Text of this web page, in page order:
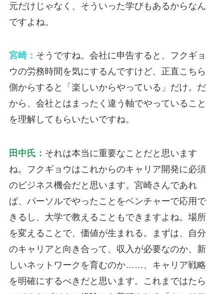
元だけじゃなく、そういった学びもあるからなん
ですよね。
宮崎： そうですね。会社に申告すると、フクギョ
ウの労務時間を気にするんですけど、正直こちら
側からすると「楽しいからやっている」だけ。だ
から、会社とはまったく違う軸でやっていること
を理解してもらいたいですね。
田中氏： それは本当に重要なことだと思います
ね。フクギョウはこれからのキャリア開発に必須
のビジネス機会だと思います。宮崎さんであれ
ば、パーソルでやったことをベンチャーで応用で
きるし、大学で教えることもできますよね。場所
を変えることで、価値が生まれる。まずは、自分
のキャリアと向き合って、収入が必要なのか、新
しいネットワークを育むのか……、キャリア戦略
を明確にするべきだと思います。これまではたら